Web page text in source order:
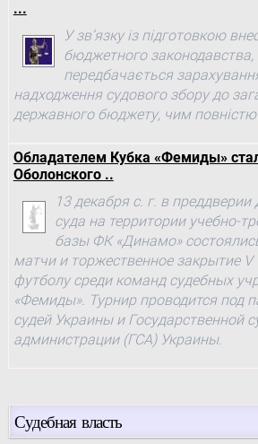
...
У зв’язку із підготовкою
бюджетного законодавства,
передбачається
надходження судового збору до
державного бюджету, чим повністю
Обладателем Кубка «Фемиды»
Оболонского ..
13 декабря с. г. в
суда на территории учебно-
базы ФК «Динамо»
матчи и торжественное закрытие
футболу среди команд судебных
«Фемиды». Турнир проводится под
судей Украины и Государственной
администрации (ГСА) Украины.
Судебная власть